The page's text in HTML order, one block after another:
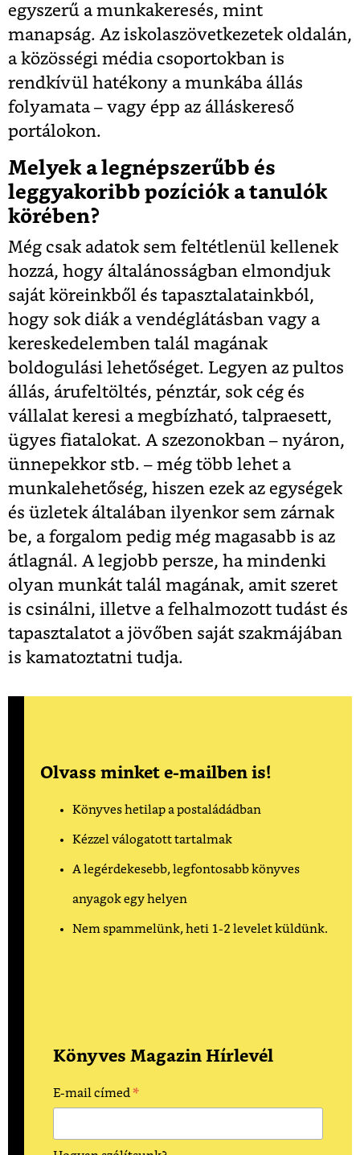
egyszerű a munkakeresés, mint
manapság. Az iskolaszövetkezetek oldalán,
a közösségi média csoportokban is
rendkívül hatékony a munkába állás
folyamata – vagy épp az álláskereső
portálokon.
Melyek a legnépszerűbb és
leggyakoribb pozíciók a tanulók
körében?
Még csak adatok sem feltétlenül kellenek
hozzá, hogy általánosságban elmondjuk
saját köreinkből és tapasztalatainkból,
hogy sok diák a vendéglátásban vagy a
kereskedelemben talál magának
boldogulási lehetőséget. Legyen az pultos
állás, árufeltöltés, pénztár, sok cég és
vállalat keresi a megbízható, talpraesett,
ügyes fiatalokat. A szezonokban – nyáron,
ünnepekkor stb. – még több lehet a
munkalehetőség, hiszen ezek az egységek
és üzletek általában ilyenkor sem zárnak
be, a forgalom pedig még magasabb is az
átlagnál. A legjobb persze, ha mindenki
olyan munkát talál magának, amit szeret
is csinálni, illetve a felhalmozott tudást és
tapasztalatot a jövőben saját szakmájában
is kamatoztatni tudja.
Olvass minket e-mailben is!
Könyves hetilap a postaládádban
Kézzel válogatott tartalmak
A legérdekesebb, legfontosabb könyves
anyagok egy helyen
Nem spammelünk, heti 1-2 levelet küldünk.
Könyves Magazin Hírlevél
E-mail címed *